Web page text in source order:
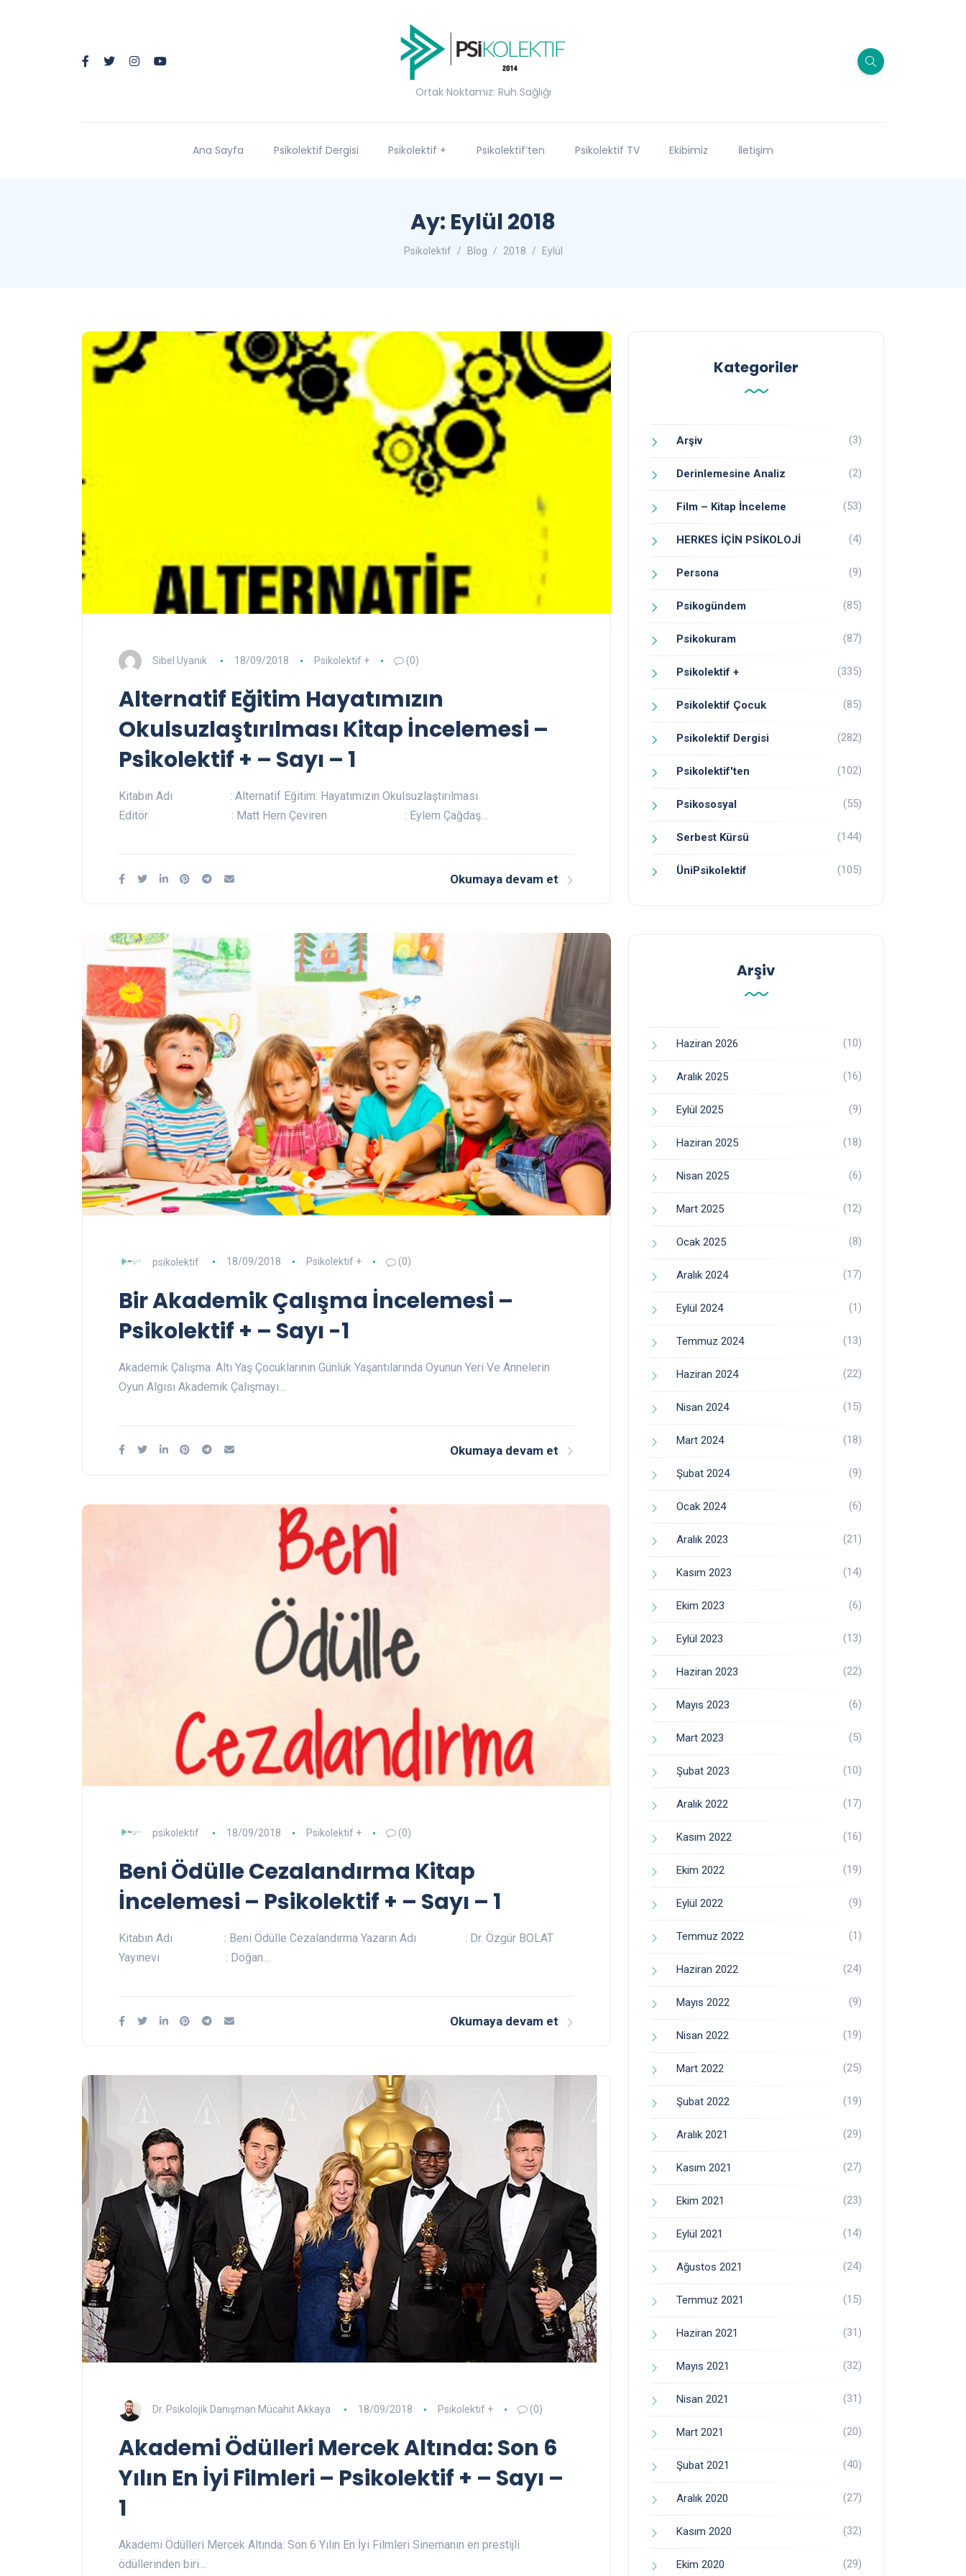
Ortak Noktamız: Ruh Sağlığı
Ana Sayfa Psikolektif Dergisi Psikolektif + Psikolektif’ten Psikolektif TV Ekibimiz İletişim
Ay: Eylül 2018
Psikolektif Blog 2018 Eylül
Sibel Uyanık 18/09/2018 Psikolektif + (0)
Alternatif Eğitim Hayatımızın
Okulsuzlaştırılması Kitap İncelemesi –
Psikolektif + – Sayı – 1
Kitabın Adı : Alternatif Eğitim: Hayatımızın Okulsuzlaştırılması
Editör : Matt Hern Çeviren : Eylem Çağdaş…
Okumaya devam et
psikolektif 18/09/2018 Psikolektif + (0)
Bir Akademik Çalışma İncelemesi –
Psikolektif + – Sayı -1
Akademik Çalışma: Altı Yaş Çocuklarının Günlük Yaşantılarında Oyunun Yeri Ve Annelerin
Oyun Algısı Akademik Çalışmayı…
Okumaya devam et
psikolektif 18/09/2018 Psikolektif + (0)
Beni Ödülle Cezalandırma Kitap
İncelemesi – Psikolektif + – Sayı – 1
Kitabın Adı : Beni Ödülle Cezalandırma Yazarın Adı : Dr. Özgür BOLAT
Yayınevi : Doğan…
Okumaya devam et
Dr. Psikolojik Danışman Mücahit Akkaya 18/09/2018 Psikolektif + (0)
Akademi Ödülleri Mercek Altında: Son 6
Yılın En İyi Filmleri – Psikolektif + – Sayı –
1
Akademi Ödülleri Mercek Altında: Son 6 Yılın En İyi Filmleri Sinemanın en prestijli
ödüllerinden biri…
Kategoriler
Arşiv (3)
Derinlemesine Analiz (2)
Film – Kitap İnceleme (53)
HERKES İÇİN PSİKOLOJİ (4)
Persona (9)
Psikogündem (85)
Psikokuram (87)
Psikolektif + (335)
Psikolektif Çocuk (85)
Psikolektif Dergisi (282)
Psikolektif'ten (102)
Psikososyal (55)
Serbest Kürsü (144)
ÜniPsikolektif (105)
Arşiv
Haziran 2026 (10)
Aralık 2025 (16)
Eylül 2025 (9)
Haziran 2025 (18)
Nisan 2025 (6)
Mart 2025 (12)
Ocak 2025 (8)
Aralık 2024 (17)
Eylül 2024 (1)
Temmuz 2024 (13)
Haziran 2024 (22)
Nisan 2024 (15)
Mart 2024 (18)
Şubat 2024 (9)
Ocak 2024 (6)
Aralık 2023 (21)
Kasım 2023 (14)
Ekim 2023 (6)
Eylül 2023 (13)
Haziran 2023 (22)
Mayıs 2023 (6)
Mart 2023 (5)
Şubat 2023 (10)
Aralık 2022 (17)
Kasım 2022 (16)
Ekim 2022 (19)
Eylül 2022 (9)
Temmuz 2022 (1)
Haziran 2022 (24)
Mayıs 2022 (9)
Nisan 2022 (19)
Mart 2022 (25)
Şubat 2022 (19)
Aralık 2021 (29)
Kasım 2021 (27)
Ekim 2021 (23)
Eylül 2021 (14)
Ağustos 2021 (24)
Temmuz 2021 (15)
Haziran 2021 (31)
Mayıs 2021 (32)
Nisan 2021 (31)
Mart 2021 (20)
Şubat 2021 (40)
Aralık 2020 (27)
Kasım 2020 (32)
Ekim 2020 (29)